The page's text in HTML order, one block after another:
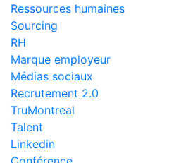
Ressources humaines
Sourcing
RH
Marque employeur
Médias sociaux
Recrutement 2.0
TruMontreal
Talent
Linkedin